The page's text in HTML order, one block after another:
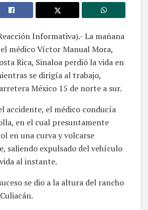
Informativa).- La mañana
el médico Víctor Manual Mora,
Rica, Sinaloa perdió la vida en
se dirigía al trabajo,
México 15 de norte a sur.
accidente, el médico conducía
en el cual presuntamente
en una curva y volcarse
saliendo expulsado del vehículo
al instante.
se dio a la altura del rancho